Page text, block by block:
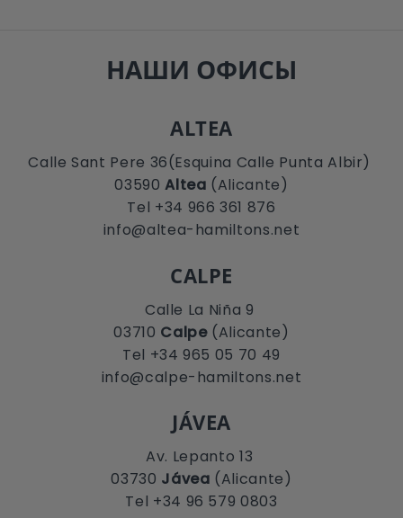
НАШИ ОФИСЫ
ALTEA
Calle Sant Pere 36(Esquina Calle Punta Albir)
03590Altea (Alicante)
Tel +34 966 361 876
info@altea-hamiltons.net
CALPE
Calle La Niña 9
03710 Calpe(Alicante)
Tel +34 965 05 70 49
info@calpe-hamiltons.net
JÁVEA
Av. Lepanto 13
03730 Jávea (Alicante)
Tel +34 96 579 0803